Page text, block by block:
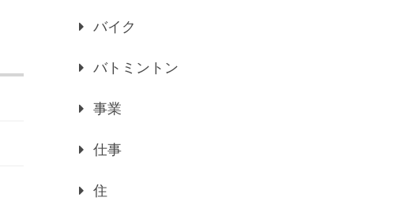
バイク
バトミントン
事業
仕事
住